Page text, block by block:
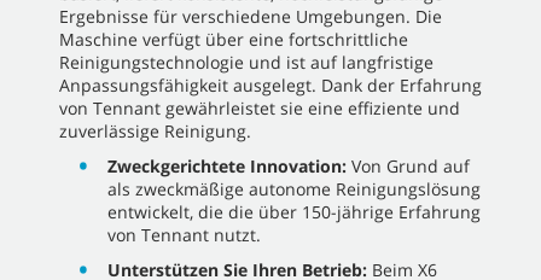
Ergebnisse für verschiedene Umgebungen. Die
Maschine verfügt über eine fortschrittliche
Reinigungstechnologie und ist auf langfristige
Anpassungsfähigkeit ausgelegt. Dank der Erfahrung
von Tennant gewährleistet sie eine effiziente und
zuverlässige Reinigung.
Zweckgerichtete Innovation: Von Grund auf
als zweckmäßige autonome Reinigungslösung
entwickelt, die die über 150-jährige Erfahrung
von Tennant nutzt.
Unterstützen Sie Ihren Betrieb: Beim X6